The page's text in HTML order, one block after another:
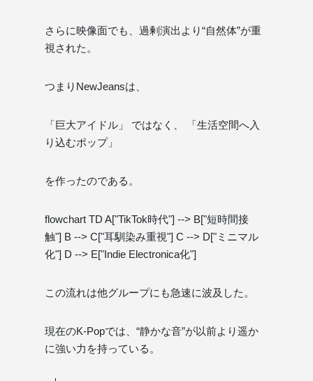
さらに映像面でも、過剰演出より“自然体”が重
視された。
つまりNewJeansは、
「巨大アイドル」 ではなく、 「生活空間へ入
り込むポップ」
を作ったのである。
flowchart TD A["TikTok時代"] --> B["短時間接
触"] B --> C["耳馴染み重視"] C --> D["ミニマル
化"] D --> E["Indie Electronica化"]
この流れは他グループにも急速に波及した。
現在のK-Popでは、“静かな音”が以前より遥か
に強い力を持っている。